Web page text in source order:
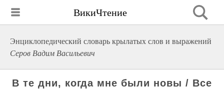
ВикиЧтение
Энциклопедический словарь крылатых слов и выражений
Серов Вадим Васильевич
В те дни, когда мне были новы / Все